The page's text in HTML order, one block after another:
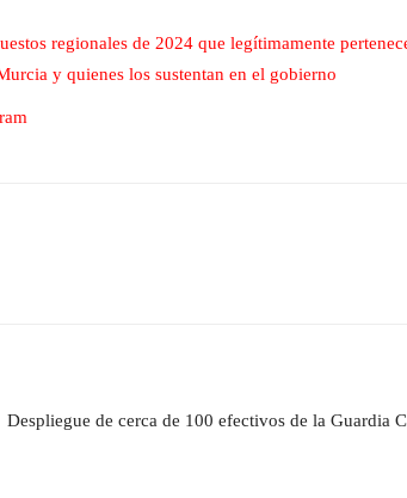
regionales de 2024 que legítimamente
y quienes los sustentan en el gobierno
Despliegue de cerca de 100 efectivos de la Guardia